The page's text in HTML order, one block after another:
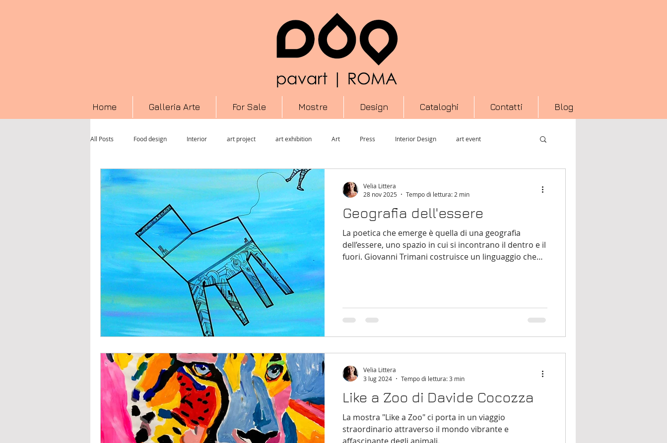
Home Galleria Arte For Sale Mostre Design Cataloghi Contatti Blog
All Posts Food design Interior art project art exhibition Art Press Interior Design art event
Fotografia Televisione performance Scultura
Textile Art Pittura video Cultura Urban Art Mixed Media Arte Photography Libro fotografico
Io resto a casa Video Tennis Contemporary art Ceramica contemporanea
Geografia dell'essere
La poetica che emerge è quella di una geografia
dell’essere, uno spazio in cui si incontrano il dentro e il
fuori. Giovanni Trimani costruisce un linguaggio che
Velia Littera
28 nov 2025
Tempo di lettura: 2 min
Like a Zoo di Davide Cocozza
La mostra "Like a Zoo" ci porta in un viaggio
straordinario attraverso il mondo vibrante e
Velia Littera
3 lug 2024
Tempo di lettura: 3 min